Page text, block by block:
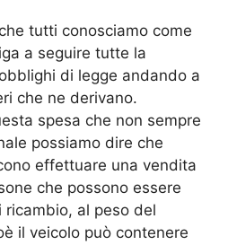
tutti conosciamo come
a seguire tutte la
di legge andando a
che ne derivano.
spesa che non sempre
possiamo dire che
effettuare una vendita
che possono essere
al peso del
il veicolo può contenere